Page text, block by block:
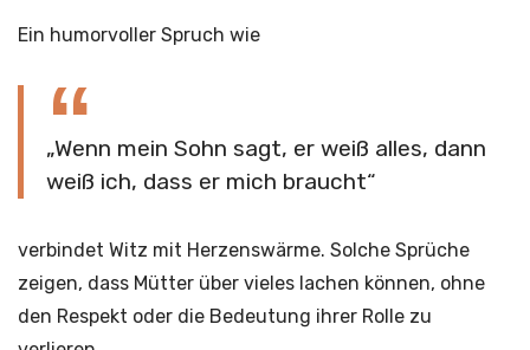
Ein humorvoller Spruch wie
„Wenn mein Sohn sagt, er weiß alles, dann
weiß ich, dass er mich braucht“
verbindet Witz mit Herzenswärme. Solche Sprüche
zeigen, dass Mütter über vieles lachen können, ohne
den Respekt oder die Bedeutung ihrer Rolle zu